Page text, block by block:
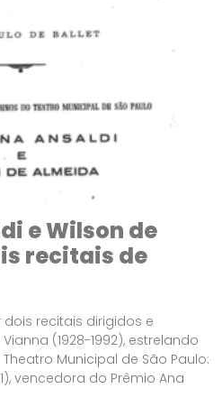
e Wilson de
recitais de
recitais dirigidos e
(1928-1992), estrelando
Municipal de São Paulo:
vencedora do Prêmio Ana